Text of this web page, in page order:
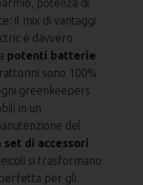
potenza di
il mix di vantaggi
è davvero
potenti batterie
sono 100%
greenkeepers
in un
del
set di accessori
si trasformano
per gli